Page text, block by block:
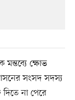
ক্ষোভ
সংসদ সদস্য
না পেরে